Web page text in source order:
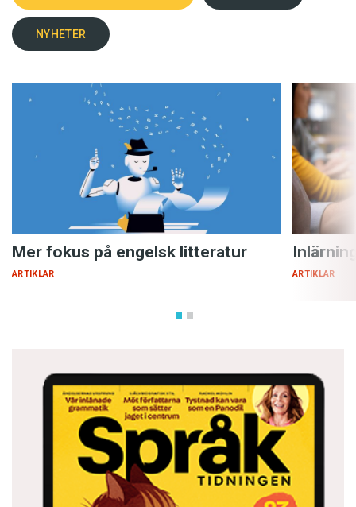
NYHETER
Mer fokus på engelsk litteratur
ARTIKLAR ARTIKLAR